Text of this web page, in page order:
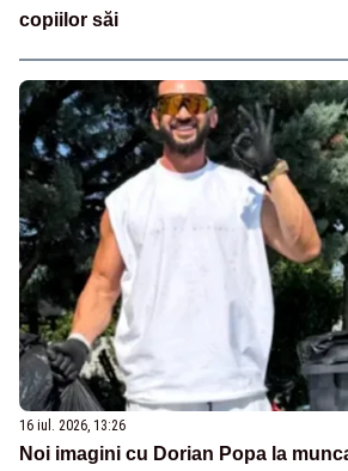
copiilor săi
16 iul. 2026, 13:26
Noi imagini cu Dorian Popa la